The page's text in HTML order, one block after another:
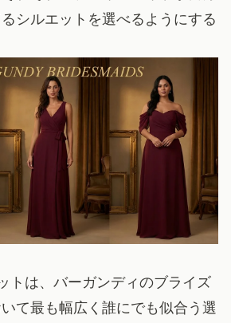
シルエットを選べるようにする
トは、バーガンディのブライズ
て最も幅広く誰にでも似合う選